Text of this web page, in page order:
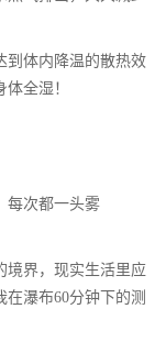
到体内降温的散热效
全湿！
每次都一头雾
境界，现实生活里应
瀑布60分钟下的测